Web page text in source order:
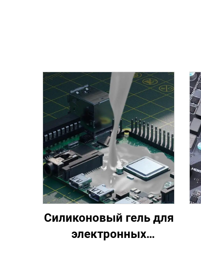
Силиконовый гель для
электронных